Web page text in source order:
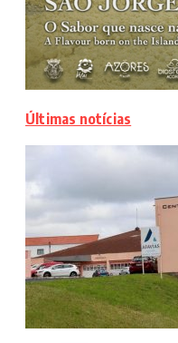
Últimas notícias